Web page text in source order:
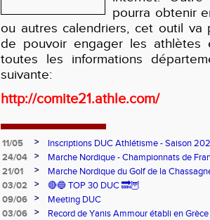
pourra obtenir
ou autres calendriers, cet outil va
de pouvoir engager les athlètes
toutes les informations
suivante:
http://comite21.athle.com/
11/05 >
Inscriptions DUC Athlétisme - Saison
24/04
>
Marche Nordique - Championnats de
21/01
>
Marche Nordique du Golf de la
03/02
>
🔴🔵 TOP 30 DUC 🔜🦉
09/06
>
Meeting DUC
03/06
>
Record de Yanis Ammour établi en Grèce